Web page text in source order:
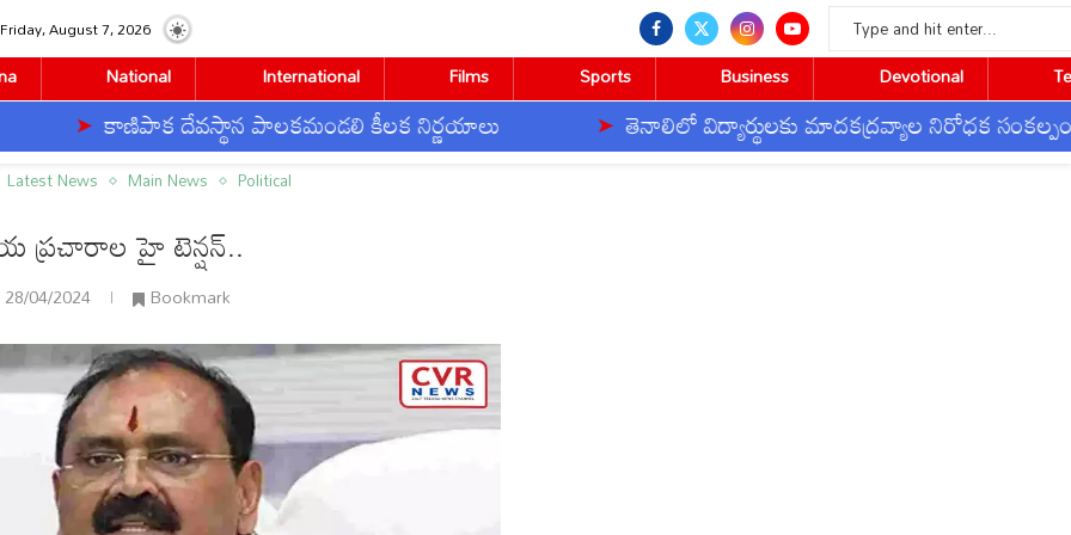
Friday, August 7, 2026
National International Films Sports Business Devotional
కాణిపాక దేవస్థాన పాలకమండలి కీలక నిర్ణయాలు తెనాలిలో విద్యార్థులకు మాదకద్రవ్యాల నిరోధక సంకల్పం
ప్రచారాల హై టెన్షన్..
Latest News Main News Political
ప్రచారాల హై టెన్షన్..
28/04/2024 Bookmark